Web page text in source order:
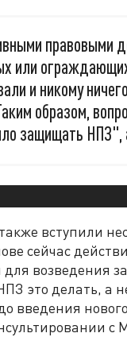
правовыми
или
и никому
образом,
защищать НПЗ",
вступили
сейчас
возведения
это делать, а
введения
с